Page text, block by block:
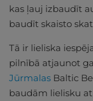
kas ļauj izbaudīt
baudīt skaisto
Tā ir lieliska
pilnībā atjaunot
Jūrmalas Baltic
baudām lielisku